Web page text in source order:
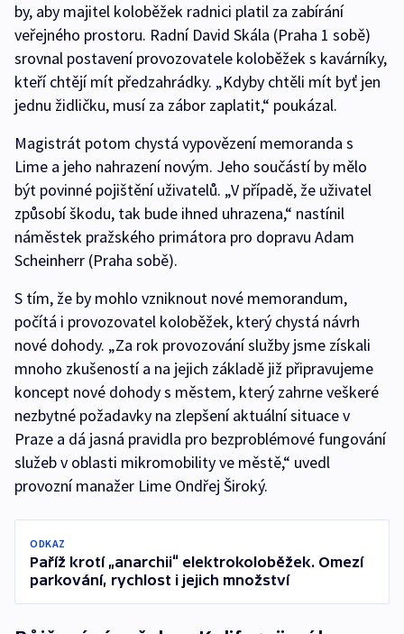
by, aby majitel koloběžek radnici platil za zabírání
veřejného prostoru. Radní David Skála (Praha 1 sobě)
srovnal postavení provozovatele koloběžek s kavárníky,
kteří chtějí mít předzahrádky. „Kdyby chtěli mít byť jen
jednu židličku, musí za zábor zaplatit,“ poukázal.
Magistrát potom chystá vypovězení memoranda s
Lime a jeho nahrazení novým. Jeho součástí by mělo
být povinné pojištění uživatelů. „V případě, že uživatel
způsobí škodu, tak bude ihned uhrazena,“ nastínil
náměstek pražského primátora pro dopravu Adam
Scheinherr (Praha sobě).
S tím, že by mohlo vzniknout nové memorandum,
počítá i provozovatel koloběžek, který chystá návrh
nové dohody. „Za rok provozování služby jsme získali
mnoho zkušeností a na jejich základě již připravujeme
koncept nové dohody s městem, který zahrne veškeré
nezbytné požadavky na zlepšení aktuální situace v
Praze a dá jasná pravidla pro bezproblémové fungování
služeb v oblasti mikromobility ve městě,“ uvedl
provozní manažer Lime Ondřej Široký.
ODKAZ
Paříž krotí „anarchii“ elektrokoloběžek. Omezí
parkování, rychlost i jejich množství